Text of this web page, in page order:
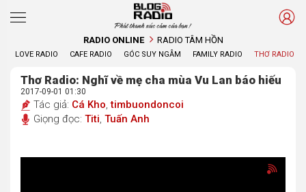
Phát thanh xúc cảm của bạn !
RADIO ONLINE RADIO TÂM HỒN
LOVE RADIO CAFE RADIO GÓC SUY NGẪM FAMILY RADIO THƠ RADIO
Thơ Radio: Nghĩ về mẹ cha mùa Vu Lan báo hiếu
2017-09-01 01:30
Tác giả: Cá Kho,timbuondoncoi
Giọng đọc: Titi, Tuấn Anh